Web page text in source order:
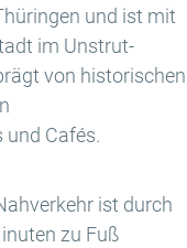
und ist mit
im Unstrut-
von historischen
und Cafés.
ist durch
zu Fuß